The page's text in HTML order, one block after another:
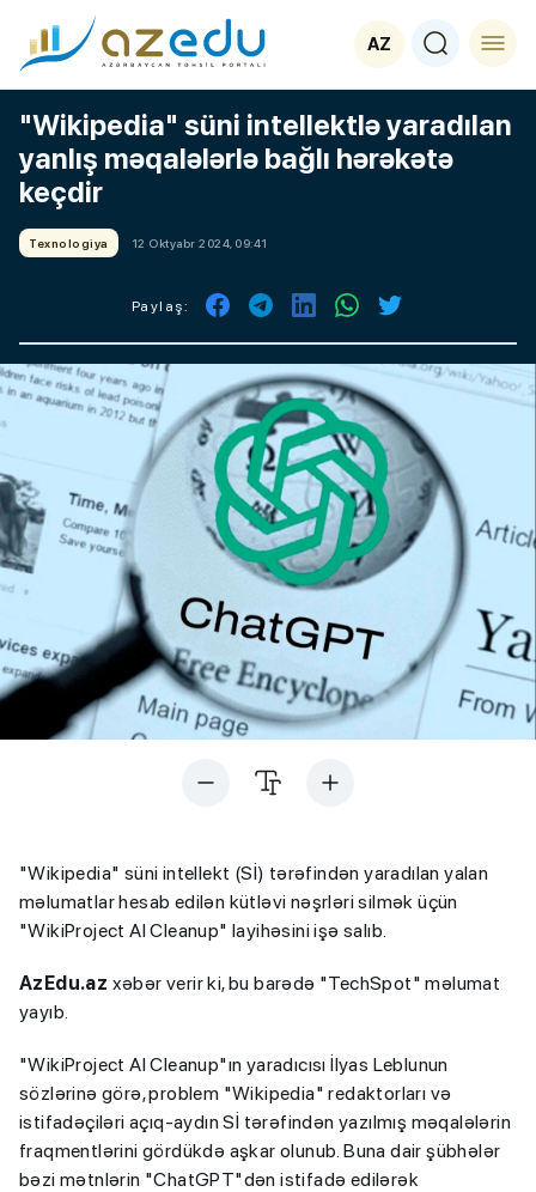
AZ
"Wikipedia" süni intellektlə yaradılan
yanlış məqalələrlə bağlı hərəkətə
keçdir
Texnologiya 12 Oktyabr 2024, 09:41
Paylaş:
"Wikipedia" süni intellekt (Sİ) tərəfindən yaradılan yalan
məlumatlar hesab edilən kütləvi nəşrləri silmək üçün
"WikiProject AI Cleanup" layihəsini işə salıb.
AzEdu.az xəbər verir ki, bu barədə "TechSpot" məlumat
yayıb.
"WikiProject AI Cleanup"ın yaradıcısı İlyas Leblunun
sözlərinə görə, problem "Wikipedia" redaktorları və
istifadəçiləri açıq-aydın Sİ tərəfindən yazılmış məqalələrin
fraqmentlərini gördükdə aşkar olunub. Buna dair şübhələr
bəzi mətnlərin "ChatGPT"dən istifadə edilərək